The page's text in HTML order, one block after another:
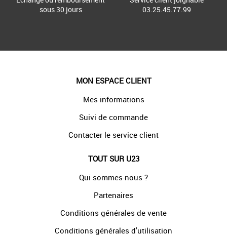
sous 30 jours
03.25.45.77.99
MON ESPACE CLIENT
Mes informations
Suivi de commande
Contacter le service client
TOUT SUR U23
Qui sommes-nous ?
Partenaires
Conditions générales de vente
Conditions générales d'utilisation